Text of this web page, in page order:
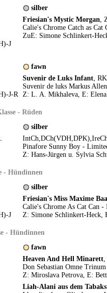
silber
J
Friesian's Mystic Morgan,
Calie's Chrome Catch as
ZuE: Simone Schlinkert-
fawn
J-R
Suvenir de Luks Infant,
Suvenir de luks Markus
Z: L. A. Mikhaleva, E:
- Rüden
silber
Pinafore Sunny Boy -
Z: Hans-Jürgen u. Sylvia
- Hündinnen
silber
J
Friesian's Miss Maxime
Calie's Chrome As Cat Can
Z: Simone Schlinkert-Heck,
- Hündinnen
fawn
Heaven And Hell Minarett,
Don Sebastian Omne
Z: Miroslava Petrova, E:
Liah-Alani aus dem